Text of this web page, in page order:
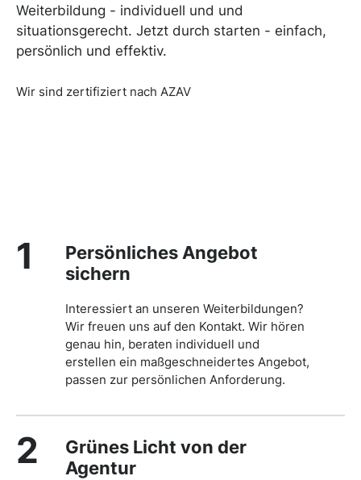
Weiterbildung - individuell und und
situationsgerecht. Jetzt durch starten - einfach,
persönlich und effektiv.
Wir sind zertifiziert nach AZAV
1
Persönliches Angebot
sichern
Interessiert an unseren Weiterbildungen?
Wir freuen uns auf den Kontakt. Wir hören
genau hin, beraten individuell und
erstellen ein maßgeschneidertes Angebot,
passen zur persönlichen Anforderung.
2
Grünes Licht von der
Agentur